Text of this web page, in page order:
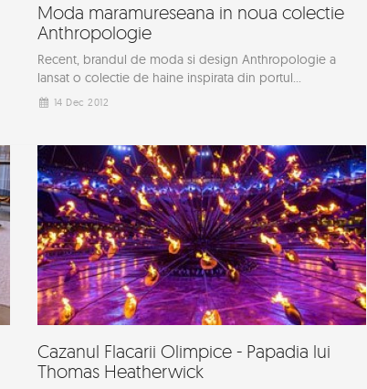
Moda maramureseana in noua colectie
Anthropologie
Recent, brandul de moda si design Anthropologie a
lansat o colectie de haine inspirata din portul...
14 Dec 2012
Cazanul Flacarii Olimpice - Papadia lui
Thomas Heatherwick